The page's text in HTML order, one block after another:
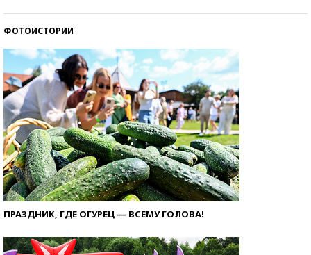
ФОТОИСТОРИИ
ПРАЗДНИК, ГДЕ ОГУРЕЦ — ВСЕМУ ГОЛОВА!